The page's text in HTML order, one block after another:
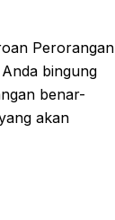
Perorangan
bingung
benar-
akan